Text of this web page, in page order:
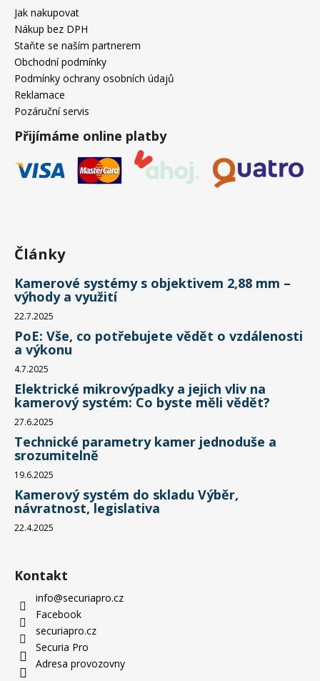
Jak nakupovat
Nákup bez DPH
Staňte se naším partnerem
Obchodní podmínky
Podmínky ochrany osobních údajů
Reklamace
Pozáruční servis
Přijímáme online platby
Články
Kamerové systémy s objektivem 2,88 mm –
výhody a využití
22.7.2025
PoE: Vše, co potřebujete vědět o vzdálenosti
a výkonu
4.7.2025
Elektrické mikrovýpadky a jejich vliv na
kamerový systém: Co byste měli vědět?
27.6.2025
Technické parametry kamer jednoduše a
srozumitelně
19.6.2025
Kamerový systém do skladu Výběr,
návratnost, legislativa
22.4.2025
Kontakt
info@securiapro.cz
Facebook
securiapro.cz
Securia Pro
Adresa provozovny